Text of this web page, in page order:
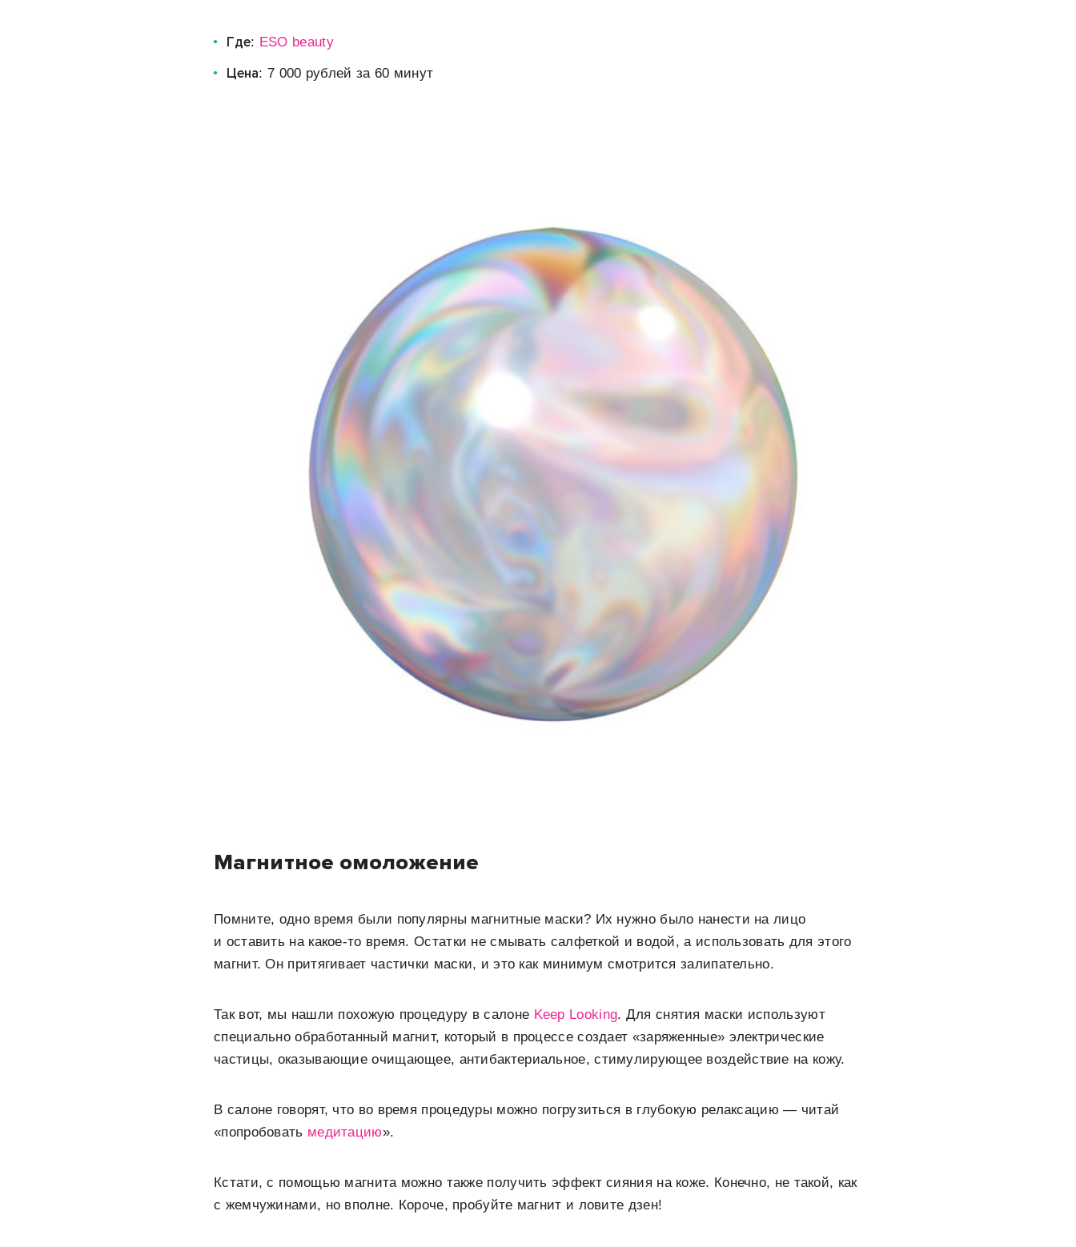
Где: ESO beauty
Цена: 7 000 рублей за 60 минут
Магнитное омоложение
Помните, одно время были популярны магнитные маски? Их нужно было нанести на лицо
и оставить на какое-то время. Остатки не смывать салфеткой и водой, а использовать для этого
магнит. Он притягивает частички маски, и это как минимум смотрится залипательно.
Так вот, мы нашли похожую процедуру в салоне Keep Looking. Для снятия маски используют
специально обработанный магнит, который в процессе создает «заряженные» электрические
частицы, оказывающие очищающее, антибактериальное, стимулирующее воздействие на кожу.
В салоне говорят, что во время процедуры можно погрузиться в глубокую релаксацию — читай
«попробовать медитацию».
Кстати, с помощью магнита можно также получить эффект сияния на коже. Конечно, не такой, как
с жемчужинами, но вполне. Короче, пробуйте магнит и ловите дзен!